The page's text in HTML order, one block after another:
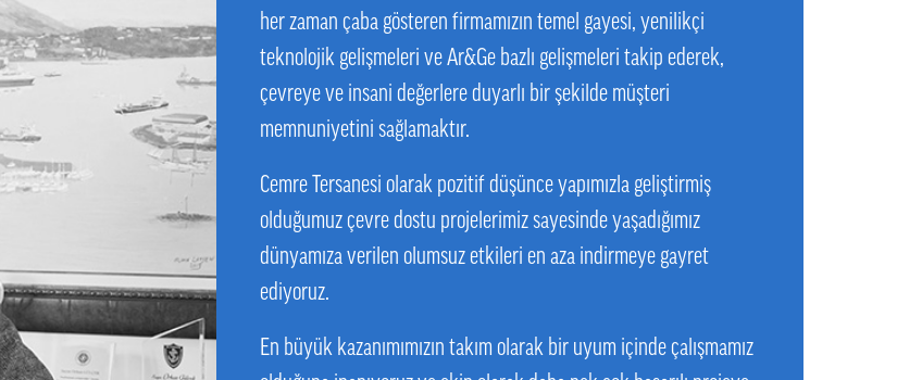
her zaman çaba gösteren firmamızın temel gayesi, yenilikçi
teknolojik gelişmeleri ve Ar&Ge bazlı gelişmeleri takip ederek,
çevreye ve insani değerlere duyarlı bir şekilde müşteri
memnuniyetini sağlamaktır.
Cemre Tersanesi olarak pozitif düşünce yapımızla geliştirmiş
olduğumuz çevre dostu projelerimiz sayesinde yaşadığımız
dünyamıza verilen olumsuz etkileri en aza indirmeye gayret
ediyoruz.
En büyük kazanımımızın takım olarak bir uyum içinde çalışmamız